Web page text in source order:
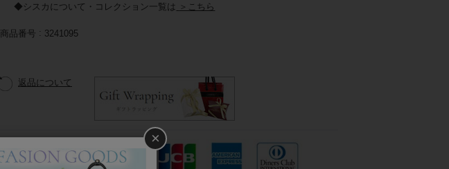
◆シスカについて・コレクション一覧は ＞こちら
商品番号 3241095
返品について
×